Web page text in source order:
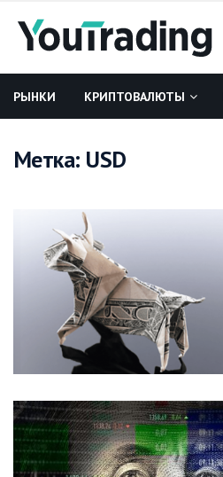
РЫНКИ КРИПТОВАЛЮТЫ
Метка: USD